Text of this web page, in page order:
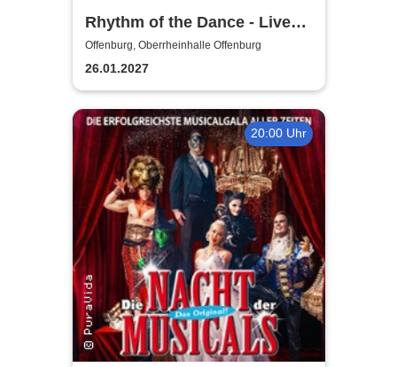
Rhythm of the Dance - Live
2027
Offenburg, Oberrheinhalle Offenburg
26.01.2027
20:00 Uhr